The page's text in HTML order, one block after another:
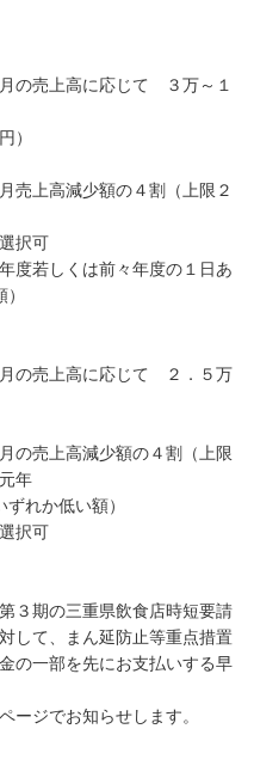
売上高に応じて ３万～１
万円）
上高減少額の４割（上限２
択可
若しくは前々年度の１日あ
の売上高に応じて ２．５万
売上高減少額の４割（上限
年
れか低い額）
択可
３期の三重県飲食店時短要請
して、まん延防止等重点措置
の一部を先にお支払いする早
ジでお知らせします。